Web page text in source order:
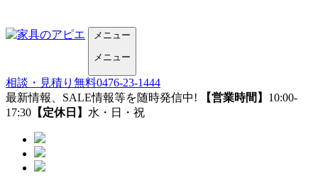
メニュー
メニュー
相談・見積り無料0476-23-1444
最新情報、SALE情報等を随時発信中!
【営業時間】 10:00-
17:30 【定休日】 水・日・祝